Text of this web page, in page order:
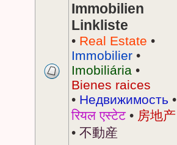
Immobilien
Linkliste
• Real Estate •
Immobilier •
Imobiliária •
Bienes raices
• Недвижимость •
रियल एस्टेट• 房地产
• 不動産